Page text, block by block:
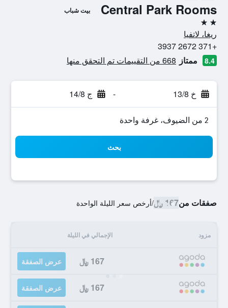
Central Park Rooms بيت شباب
2 نجمتين
ريغا، لاتفيا
+371 2672 3937
8.4 ممتاز 668 من التقييمات تم التحقق منها
خ 13/8 - ج 14/8
2 من الضيوف، غرفة واحدة
بحث
صفقات من167 ﷼ /أرخص سعر الليلة الواحدة
مزود الإجمالي في الليلة
167 ﷼ عرض الصفقة
167 ﷼ عرض الصفقة